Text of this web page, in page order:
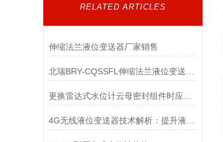
RELATED ARTICLES
伸缩法兰液位变送器厂家销售